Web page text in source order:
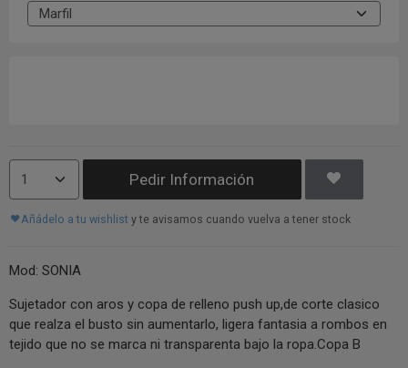
Pedir Información
Añádelo a tu wishlist y te avisamos cuando vuelva a tener stock
Mod: SONIA
Sujetador con aros y copa de relleno push up,de corte clasico
que realza el busto sin aumentarlo, ligera fantasia a rombos en
tejido que no se marca ni transparenta bajo la ropa.Copa B